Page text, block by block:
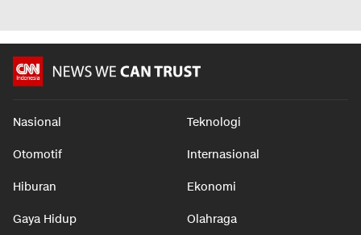
Nasional Teknologi
Otomotif Internasional
Hiburan Ekonomi
Gaya Hidup Olahraga